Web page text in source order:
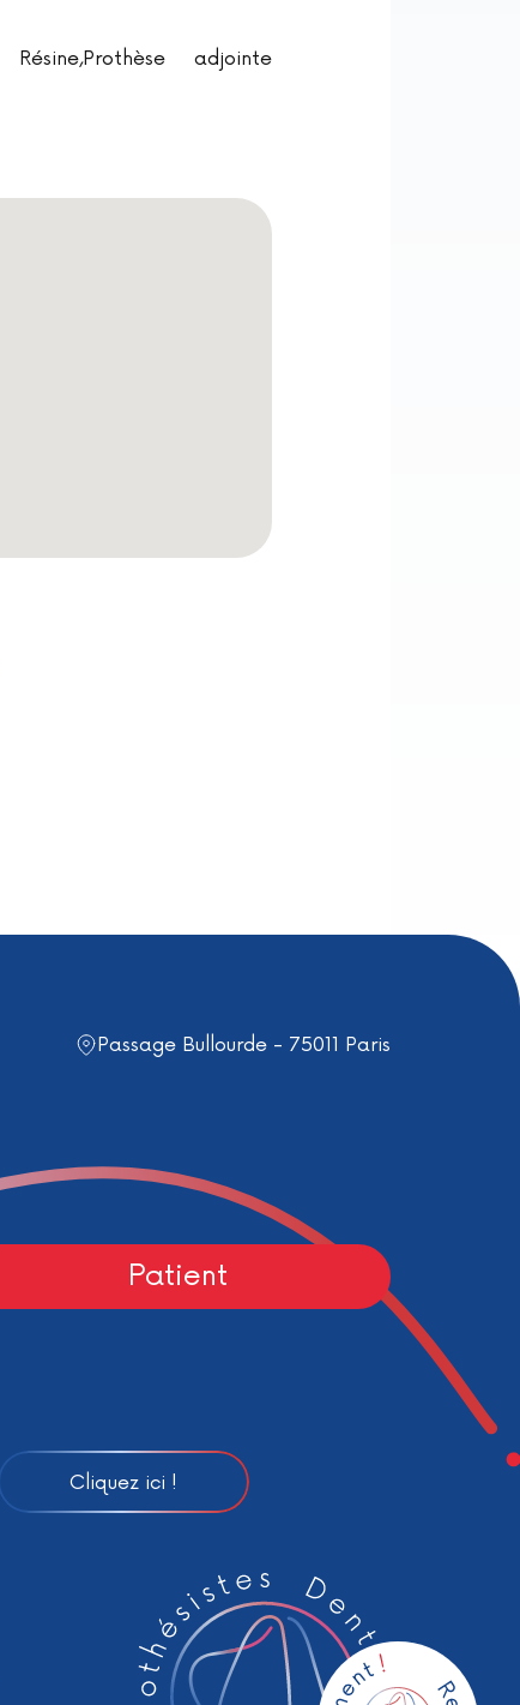
adjointe
Passage Bullourde - 75011 Paris
Patient
Cliquez ici !